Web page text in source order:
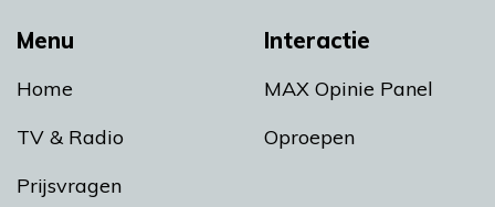
Menu
Home
TV & Radio
Prijsvragen
Interactie
MAX Opinie Panel
Oproepen